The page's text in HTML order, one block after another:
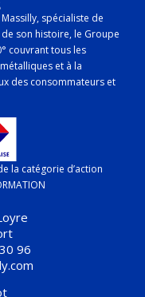
spécialiste de
son histoire, le Groupe
couvrant tous les
et à la
des consommateurs et
la catégorie d’action
96